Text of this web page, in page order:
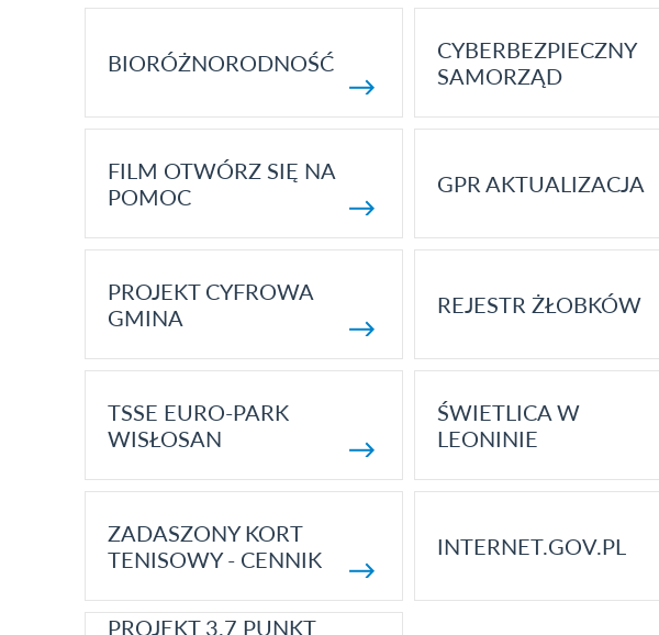
BIORÓŻNORODNOŚĆ
CYBERBEZPIECZNY
SAMORZĄD
FILM OTWÓRZ SIĘ NA
POMOC
GPR AKTUALIZACJA
PROJEKT CYFROWA
GMINA
REJESTR ŻŁOBKÓW
TSSE EURO-PARK
WISŁOSAN
ŚWIETLICA W
LEONINIE
ZADASZONY KORT
TENISOWY - CENNIK
INTERNET.GOV.PL
PROJEKT 3.7 PUNKT